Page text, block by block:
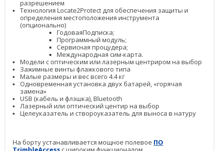
Trimble
Spectra Precision
Аксессуары
Агро
САУ
Системы на экскаваторы
Системы на грейдеры
разрешением
Технология Locate2Protect для обеспечения защиты и
определения местоположения инструмента
(опционально)
ГодоваяПодписка;
Программный модуль;
Сервисная процудера;
Международная сим-карта.
Модели с оптическим или лазерным центриром на выбор
Зажимные винты флажкового типа
Малые размеры и вес всего 4.4 кг
Одновременная установка двух батарей, «горячая
замена»
USB (кабель и флэшка), Bluetooth
Лазерный или оптический центир на выбор
Целеуказатель и створоуказатель для выноса в натуру
На борту устанавливается мощное полевое ПО